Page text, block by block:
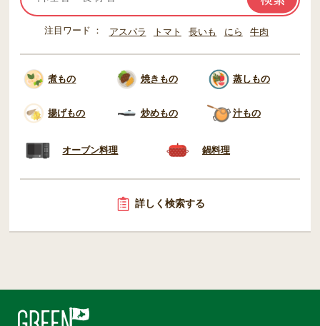
注目ワード アスパラ トマト 長いも にら 牛肉
煮もの 焼きもの 蒸しもの
揚げもの 炒めもの 汁もの
オーブン料理 鍋料理
詳しく検索する